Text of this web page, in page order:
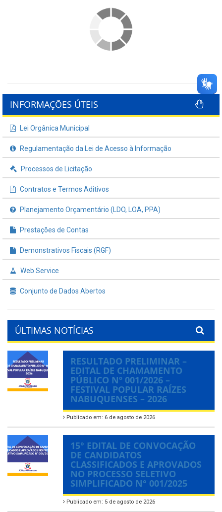
INFORMAÇÕES ÚTEIS
Lei Orgânica Municipal
Regulamentação da Lei de Acesso à Informação
Processos de Licitação
Contratos e Termos Aditivos
Planejamento Orçamentário (LDO, LOA, PPA)
Prestações de Contas
Demonstrativos Fiscais (RGF)
Web Service
Conjunto de Dados Abertos
ÚLTIMAS NOTÍCIAS
RESULTADO PRELIMINAR –
EDITAL DE CHAMAMENTO
PÚBLICO Nº 001/2026 –
FESTIVAL POPULAR RAÍZES
NABUQUENSES – 2026
Publicado em: 6 de agosto de 2026
15° EDITAL DE CONVOCAÇÃO
DE CANDIDATOS
CLASSIFICADOS E APROVADOS
NO PROCESSO SELETIVO
SIMPLIFICADO N° 001/2025
Publicado em: 5 de agosto de 2026